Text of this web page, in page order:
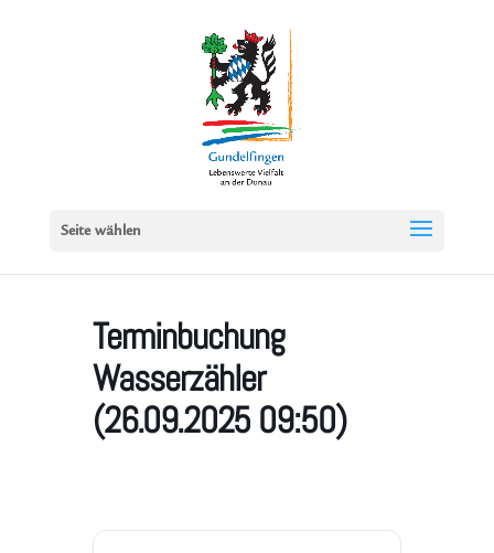
Seite wählen
Terminbuchung
Wasserzähler
(26.09.2025 09:50)